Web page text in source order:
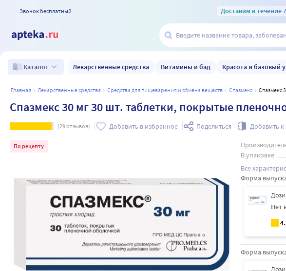
Звонок бесплатный Доставим в течение
Каталог Лекарственные средства Витамины и бад Красота и базовый
главная лекарственные средства средства для пищеварения и обмена веществ спазмекс
Спазмекс 30 мг 30 шт. таблетки, покрытые
(29отзывов) Добавить в избранное Поделиться Добавить
По рецепту
В упаковке
Все
Форма
Нет
Форма